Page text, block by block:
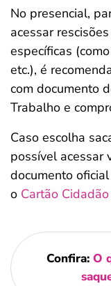
No presencial,
acessar
específicas
etc.), é
com documento
Trabalho e
Caso escolha
possível acessar
documento
o Cartão Cidadão
Confira: O